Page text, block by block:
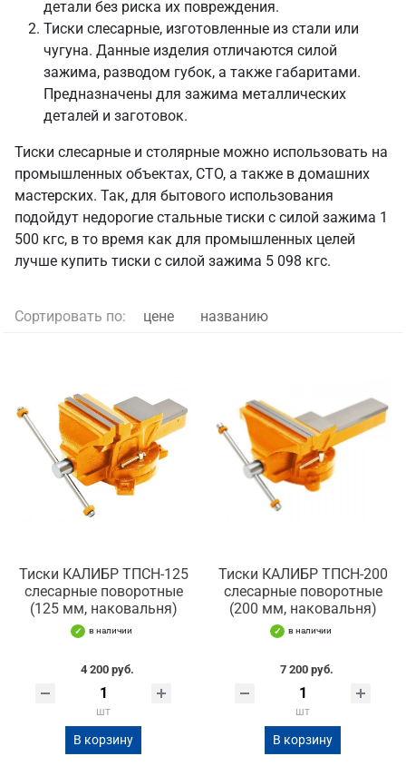
детали без риска их повреждения.
Тиски слесарные, изготовленные из стали или
чугуна. Данные изделия отличаются силой
зажима, разводом губок, а также габаритами.
Предназначены для зажима металлических
деталей и заготовок.
Тиски слесарные и столярные можно использовать на
промышленных объектах, СТО, а также в домашних
мастерских. Так, для бытового использования
подойдут недорогие стальные тиски с силой зажима 1
500 кгс, в то время как для промышленных целей
лучше купить тиски с силой зажима 5 098 кгс.
Сортировать по: цене названию
Тиски КАЛИБР ТПСН-125
слесарные поворотные
(125 мм, наковальня)
в наличии
4 200 руб.
шт
В корзину
Тиски КАЛИБР ТПСН-200
слесарные поворотные
(200 мм, наковальня)
в наличии
7 200 руб.
шт
В корзину